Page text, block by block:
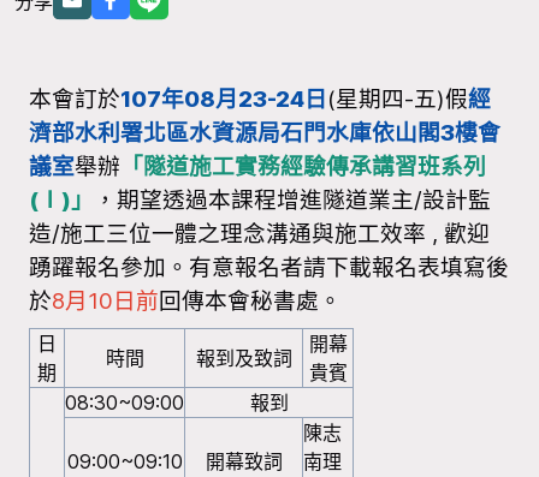
本會訂於107年08月23-24日 (星期四-五)假經
濟部水利署北區水資源局石門水庫依山閣3樓會
議室舉辦 「隧道施工實務經驗傳承講習班系列
(Ⅰ)」
，期望透過本課程增進隧道業主/設計監
造/施工三位一體之理念溝通與施工效率 , 歡迎
踴躍報名參加。有意報名者請下載報名表填寫後
於8月10日前回傳本會秘書處。
日
期
時間 報到及致詞
開幕
貴賓
08:30~09:00 報到
09:00~09:10 開幕致詞
陳志
南理